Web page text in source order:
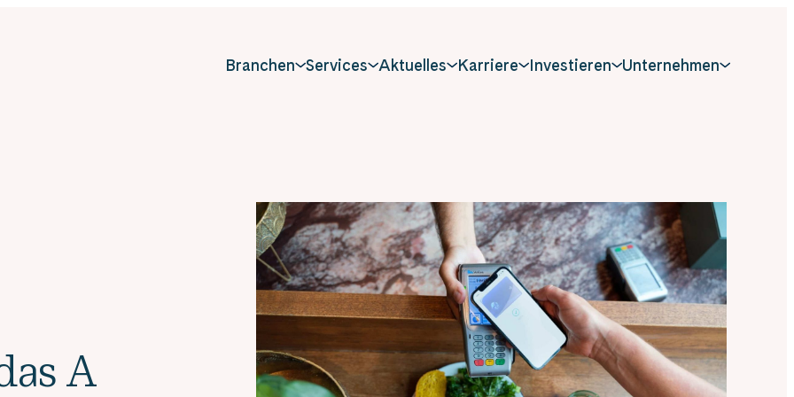
Branchen Services Aktuelles Karriere Investieren Unternehmen
A